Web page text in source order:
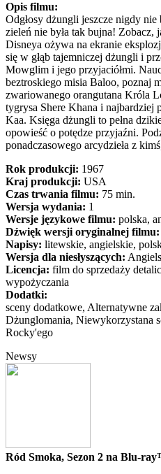
Opis filmu:
Odgłosy dżungli jeszcze nigdy
zieleń nie była tak bujna!
Disneya ożywa na ekranie
się w głąb tajemniczej dżungli i
Mowglim i jego przyjaciółmi.
beztroskiego misia Baloo, poznaj
zwariowanego orangutana Króla
tygrysa Shere Khana i najbardziej
Kaa. Księga dżungli to pełna
opowieść o potędze przyjaźni.
ponadczasowego arcydzieła z
Rok produkcji: 1967
Kraj produkcji: USA
Czas trwania filmu: 75 min.
Wersja wydania: 1
Wersje językowe filmu: polska,
Dźwięk wersji oryginalnej filmu:
Napisy: litewskie, angielskie,
Wersja dla niesłyszących:
Licencja: film do sprzedaży
wypożyczania
Dodatki:
sceny dodatkowe, Alternatywne
Dżunglomania, Niewykorzystana
Rocky'ego
Newsy
Ród Smoka, Sezon 2 na Blu-